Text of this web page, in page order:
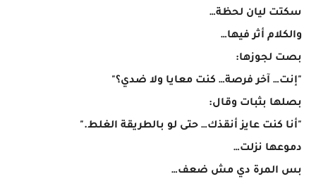
سكتت ليان لحظة…
والكلام أثر فيها…
بصت لجوزها:
"إنت… آخر فرصة… كنت معايا ولا ضدي؟"
بصلها بثبات وقال:
"أنا كنت عايز أنقذك… حتى لو بالطريقة الغلط."
دموعها نزلت…
بس المرة دي مش ضعف…